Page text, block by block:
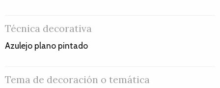
Técnica decorativa
Azulejo plano pintado
Tema de decoración o temática